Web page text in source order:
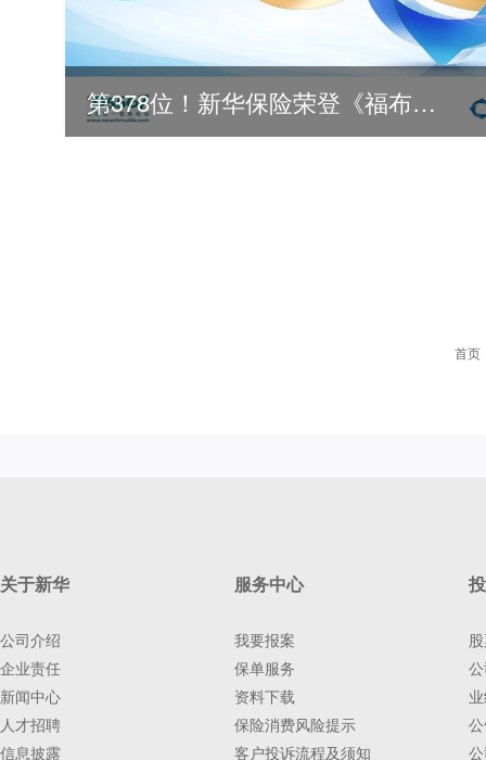
第378位！新华保险荣登《福布斯》全球500强
首页
关于新华
公司介绍
企业责任
新闻中心
人才招聘
信息披露
服务中心
我要报案
保单服务
资料下载
保险消费风险提示
客户投诉流程及须知